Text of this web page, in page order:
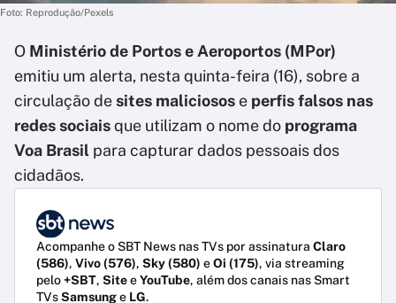
Foto: Reprodução/Pexels
O Ministério de Portos e Aeroportos (MPor)
emitiu um alerta, nesta quinta-feira (16), sobre a
circulação desites maliciosos e perfis falsos nas
redes sociaisque utilizam o nome do programa
Voa Brasil para capturar dados pessoais dos
cidadãos.
Acompanhe o SBT News nas TVs por assinatura Claro
(586), Vivo (576), Sky (580) eOi (175), via streaming
pelo+SBT, SiteeYouTube, além dos canais nas Smart
TVsSamsunge LG.